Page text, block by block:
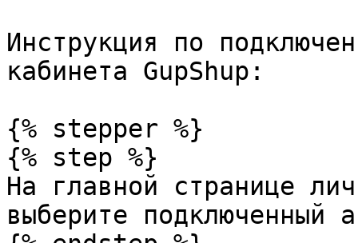
Инструкция по
кабинета GupShup:
{% stepper %}
{% step %}
На главной странице
выберите подключенный